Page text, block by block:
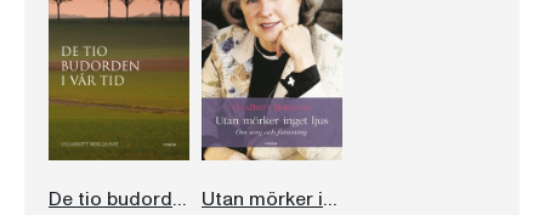
De tio budorden i vår tid Utan mörker inget ljus